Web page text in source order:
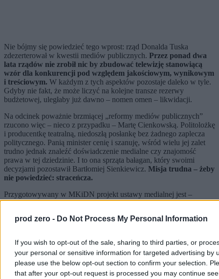
prod zero - Do Not Process My Personal Information
If you wish to opt-out of the sale, sharing to third parties, or
your personal or sensitive information for targeted advertising by
please use the below opt-out section to confirm your selection.
that after your opt-out request is processed you may continue
Nie bójmy się powiedzieć tego wprost: rząd Donalda Tuska
zdezerterował w kwestii mediów publicznych. Przez ponad dwa
lata rządów nie zrobił nic by zbudować telewizję stanowiącą
wzór dla konkurencji pod względem jakościowym, wynikowym
i treściowym. W każdym z tych aspektów pozostaje daleko w tyle.
Gdyby nie fakt, że może liczyć na kolejne transze rezerwy
budżetowej, uległaby już dawno – nomen omen – likwidacji.
Na odcinek poważnie brzmiącej „reformy mediów publicznych”
rzucono więc – nieco z przypadku – Martę Cienkowską. Politolożkę
i producentkę teatralną, niedoszłą posłankę bez żadnego zaplecza
politycznego. Panią minister cenię i szanuję, wśród wielu jej zalet
trudno jednak znaleźć doświadczenie medialne czy znajomość
prawa w tej dziedzinie. I to ona sprząta bałagan, który swoimi
decyzjami pozostawił Bartłomiej Sienkiewicz. Misja trudna – żeby
nie powiedzieć: straceńcza.
Przygotowywany w MKiDN projekt ustawy medialnej jest –
mówiąc eufemistycznie – mocno niedoskonały. Zakładając nawet,
finansowanie mediów z budżetu państwa (co wcale nie jest takie
jest głowa państwa.
Reklama
Reklama